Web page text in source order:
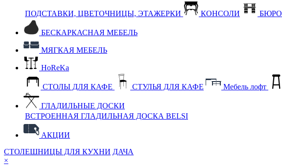
ПОДСТАВКИ, ЦВЕТОЧНИЦЫ, ЭТАЖЕРКИ КОНСОЛИ БЮРО
БЕСКАРКАСНАЯ МЕБЕЛЬ
МЯГКАЯ МЕБЕЛЬ
HoReKa
СТОЛЫ ДЛЯ КАФЕ СТУЛЬЯ ДЛЯ КАФЕ Мебель лофт
ГЛАДИЛЬНЫЕ ДОСКИ
ВСТРОЕННАЯ ГЛАДИЛЬНАЯ ДОСКА BELSI
АКЦИИ
СТОЛЕШНИЦЫ ДЛЯ КУХНИ ДАЧА
×